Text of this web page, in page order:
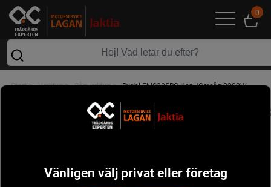
0
Start> Verktyg> Sågverktyg> Ryobi EMS305RG Kap-/Gersåg 2200W
Vänligen välj privat eller företag